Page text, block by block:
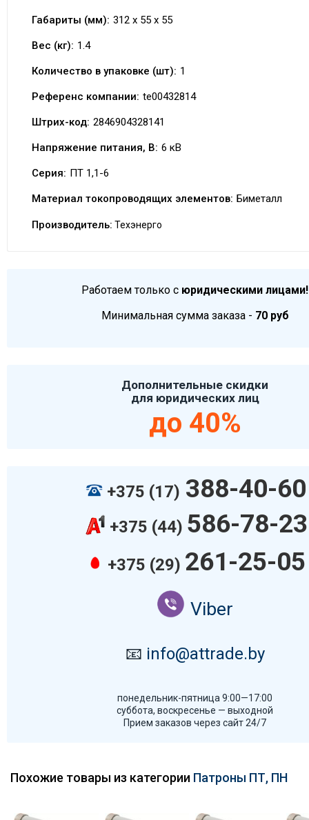
Габариты (мм): 312 x 55 x 55
Вес (кг): 1.4
Количество в упаковке (шт): 1
Референс компании: te00432814
Штрих-код: 2846904328141
Напряжение питания, В: 6 кВ
Серия: ПТ 1,1-6
Материал токопроводящих элементов: Биметалл
Производитель: Техэнерго
Работаем только с юридическими лицами!
Минимальная сумма заказа - 70 руб
Дополнительные скидки
для юридических лиц
до 40%
+375 (17) 388-40-60
+375 (44) 586-78-23
+375 (29) 261-25-05
Viber
📧 info@attrade.by
понедельник-пятница 9:00—17:00
суббота, воскресенье — выходной
Прием заказов через сайт 24/7
Похожие товары из категории Патроны ПТ, ПН